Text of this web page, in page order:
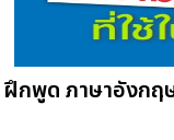
ฝึกพูด ภาษาอังกฤ